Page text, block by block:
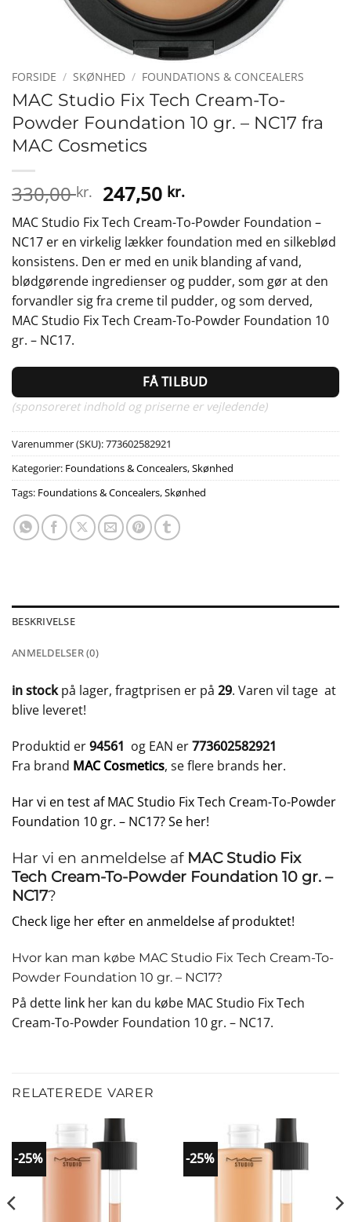
FORSIDE / SKØNHED / FOUNDATIONS & CONCEALERS
MAC Studio Fix Tech Cream-To-
Powder Foundation 10 gr. – NC17 fra
MAC Cosmetics
330,00kr. Den
oprindelige
pris
var:
330,00 kr..
247,50 kr.Den
aktuelle
pris
er:
247,50 kr..
MAC Studio Fix Tech Cream-To-Powder Foundation –
NC17 er en virkelig lækker foundation med en silkeblød
konsistens. Den er med en unik blanding af vand,
blødgørende ingredienser og pudder, som gør at den
forvandler sig fra creme til pudder, og som derved,
MAC Studio Fix Tech Cream-To-Powder Foundation 10
gr. – NC17.
FÅ TILBUD
(sponsoreret indhold og priserne er vejledende)
Varenummer (SKU):773602582921
Kategorier: Foundations & Concealers,Skønhed
Tags: Foundations & Concealers,Skønhed
BESKRIVELSE
ANMELDELSER (0)
in stockpå lager, fragtprisen er på 29. Varen vil tage at
blive leveret!
Produktid er94561 og EAN er773602582921
Fra brand MAC Cosmetics, se flere brands her.
Har vi en test af MAC Studio Fix Tech Cream-To-Powder
Foundation 10 gr. – NC17? Se her!
Har vi en anmeldelse af MAC Studio Fix
Tech Cream-To-Powder Foundation 10 gr. –
NC17?
Check lige her efter en anmeldelse af produktet!
Hvor kan man købe MAC Studio Fix Tech Cream-To-
Powder Foundation 10 gr. – NC17?
På dette link her kan du købe MAC Studio Fix Tech
Cream-To-Powder Foundation 10 gr. – NC17.
RELATEREDE VARER
-25% -25%